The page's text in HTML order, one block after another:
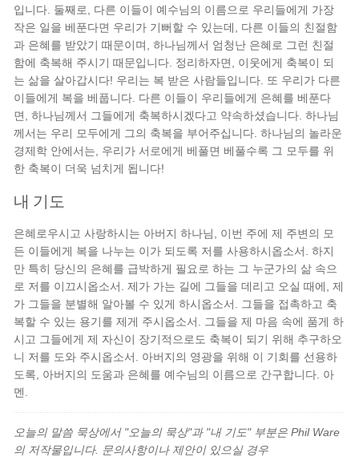
입니다. 둘째로, 다른 이들이 예수님의 이름으로 우리들에게 가장
작은 일을 베푼다면 우리가 기뻐할 수 있는데, 다른 이들의 친절함
과 은혜를 받았기 때문이며, 하나님께서 엄청난 은혜로 그런 친절
함에 축복해 주시기 때문입니다. 정리하자면, 이웃에게 축복이 되
는 삶을 살아갑시다! 우리는 복 받은 사람들입니다. 또 우리가 다른
이들에게 복을 베풉니다. 다른 이들이 우리들에게 은혜를 베푼다
면, 하나님께서 그들에게 축복하시겠다고 약속하셨습니다. 하나님
께서는 우리 모두에게 그의 축복을 부어주십니다. 하나님의 놀라운
경제학 안에서는, 우리가 서로에게 베풀면 베풀수록 그 모두를 위
한 축복이 더욱 넘치게 됩니다!
내 기도
은혜로우시고 사랑하시는 아버지 하나님, 이번 주에 제 주변의 모
든 이들에게 복을 나누는 이가 되도록 저를 사용하시옵소서. 하지
만 특히 당신의 은혜를 급박하게 필요로 하는 그 누군가의 삶 속으
로 저를 이끄시옵소서. 제가 가는 길에 그들을 데리고 오실 때에, 제
가 그들을 분별해 알아볼 수 있게 하시옵소서. 그들을 접촉하고 축
복할 수 있는 용기를 제게 주시옵소서. 그들을 제 마음 속에 품게 하
시고 그들에게 제 자신이 장기적으로도 축복이 되기 위해 추구하오
니 저를 도와 주시옵소서. 아버지의 영광을 위해 이 기회를 선용하
도록, 아버지의 도움과 은혜를 예수님의 이름으로 간구합니다. 아
멘.
오늘의 말씀 묵상에서 "오늘의 묵상"과 "내 기도" 부분은 Phil Ware
의 저작물입니다. 문의사항이나 제안이 있으실 경우